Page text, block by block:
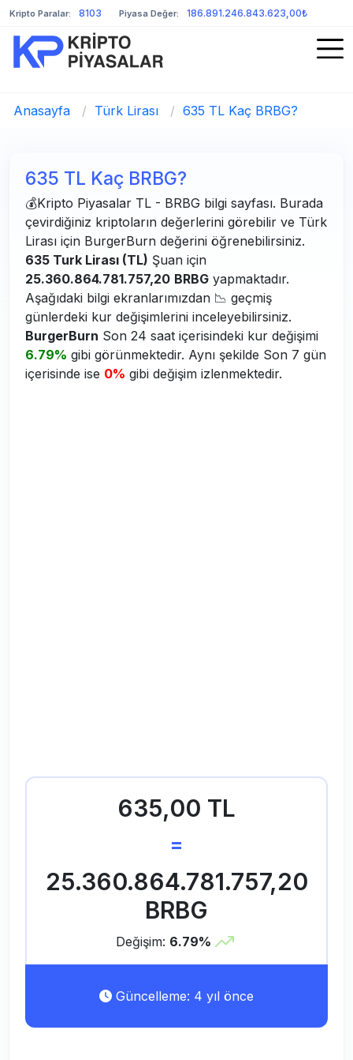
Kripto Paralar: 8103 Piyasa Değer: 186.891.246.843.623,00₺
Anasayfa / Türk Lirası / 635 TL Kaç BRBG?
635 TL Kaç BRBG?
💰Kripto Piyasalar TL - BRBG bilgi sayfası. Burada
çevirdiğiniz kriptoların değerlerini görebilir ve Türk
Lirası için BurgerBurn değerini öğrenebilirsiniz.
635 Turk Lirası (TL) Şuan için
25.360.864.781.757,20 BRBG yapmaktadır.
Aşağıdaki bilgi ekranlarımızdan 📉 geçmiş
günlerdeki kur değişimlerini inceleyebilirsiniz.
BurgerBurn Son 24 saat içerisindeki kur değişimi
6.79% gibi görünmektedir. Aynı şekilde Son 7 gün
içerisinde ise 0% gibi değişim izlenmektedir.
635,00 TL
=
25.360.864.781.757,20
BRBG
Değişim: 6.79%
Güncelleme: 4 yıl önce